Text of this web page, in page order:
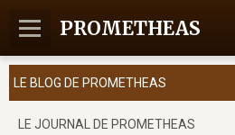
PROMETHEAS
LE BLOG DE PROMETHEAS
LE JOURNAL DE PROMETHEAS